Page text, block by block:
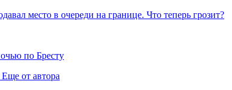
место в очереди на границе. Что теперь грозит?
по Бресту
Еще от автора